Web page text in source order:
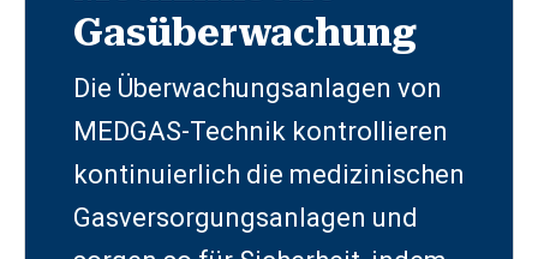
Gasüberwachung
Die Überwachungsanlagen von
MEDGAS-Technik kontrollieren
kontinuierlich die medizinischen
Gasversorgungsanlagen und